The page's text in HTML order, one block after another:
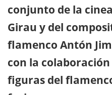
conjunto de la
Girau y del
flamenco Antón
con la
figuras del